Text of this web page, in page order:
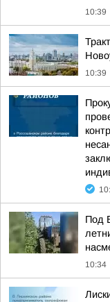
10:39
10:39
Под
10:34